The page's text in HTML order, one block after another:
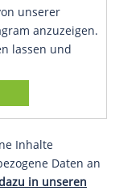
unserer
anzuzeigen.
lassen und
Inhalte
Daten an
in unseren